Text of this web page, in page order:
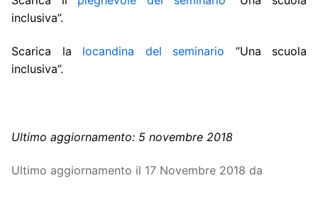
inclusiva”.
Scarica la locandina del seminario “Una scuola
inclusiva”.
Ultimo aggiornamento: 5 novembre 2018
Ultimo aggiornamento il 17 Novembre 2018 da